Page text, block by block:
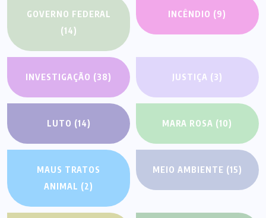
GOVERNO FEDERAL
(14)
INCÊNDIO (9)
INVESTIGAÇÃO (38) JUSTIÇA (3)
LUTO (14) MARA ROSA (10)
MAUS TRATOS
ANIMAL (2)
MEIO AMBIENTE (15)